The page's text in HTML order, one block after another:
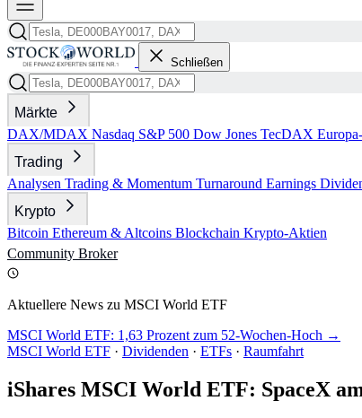
Schließen
Märkte
DAX/MDAX Nasdaq S&P 500 Dow Jones TecDAX
Trading
Analysen Trading & Momentum Turnaround Earnings
Krypto
Bitcoin Ethereum & Altcoins Blockchain Krypto-Aktien
Community Broker
Aktuellere News zu MSCI World ETF
MSCI World ETF: 1,63 Prozent zum 52-Wochen-Hoch →
MSCI World ETF · Dividenden · ETFs · Raumfahrt
iShares MSCI World ETF: SpaceX